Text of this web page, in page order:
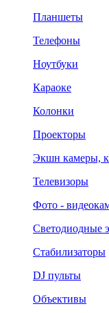
Планшеты
Телефоны
Ноутбуки
Караоке
Колонки
Проекторы
Экшн камеры,
Телевизоры
Фото -
Светодиодные
Стабилизаторы
DJ пульты
Объективы